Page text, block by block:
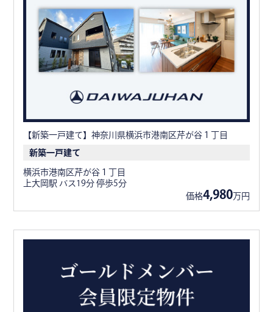
【新築一戸建て】神奈川県横浜市港南区芹が谷１丁目
新築一戸建て
横浜市港南区芹が谷１丁目
上大岡駅 バス19分 停歩5分
価格4,980万円